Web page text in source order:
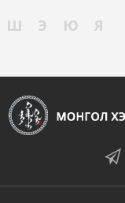
Ш
Э Ю Я